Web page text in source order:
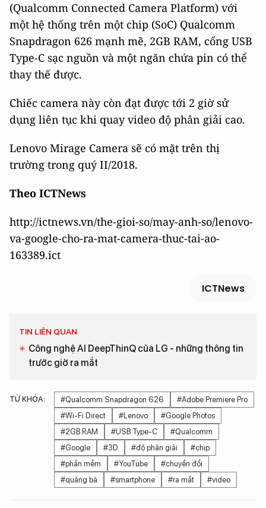
(Qualcomm Connected Camera Platform) với
một hệ thống trên một chip (SoC) Qualcomm
Snapdragon 626 mạnh mẽ, 2GB RAM, cổng USB
Type-C sạc nguồn và một ngăn chứa pin có thể
thay thế được.
Chiếc camera này còn đạt được tới 2 giờ sử
dụng liên tục khi quay video độ phân giải cao.
Lenovo Mirage Camera sẽ có mặt trên thị
trường trong quý II/2018.
Theo ICTNews
http://ictnews.vn/the-gioi-so/may-anh-so/lenovo-
va-google-cho-ra-mat-camera-thuc-tai-ao-
163389.ict
ICTNews
TIN LIÊN QUAN
Công nghệ AI DeepThinQ của LG - những thông tin
trước giờ ra mắt
TỪ KHÓA: #Qualcomm Snapdragon 626
#Adobe Premiere Pro
#Wi-Fi Direct
#Lenovo
#Google Photos
#2GB RAM
#USB Type-C
#Qualcomm
#Google
#3D #độ phân giải
#chip
#phần mềm
#YouTube
#chuyển đổi
#quảng bá
#smartphone #ra mắt #video